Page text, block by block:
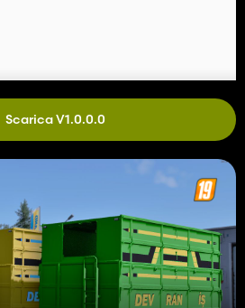
Scarica V1.0.0.0